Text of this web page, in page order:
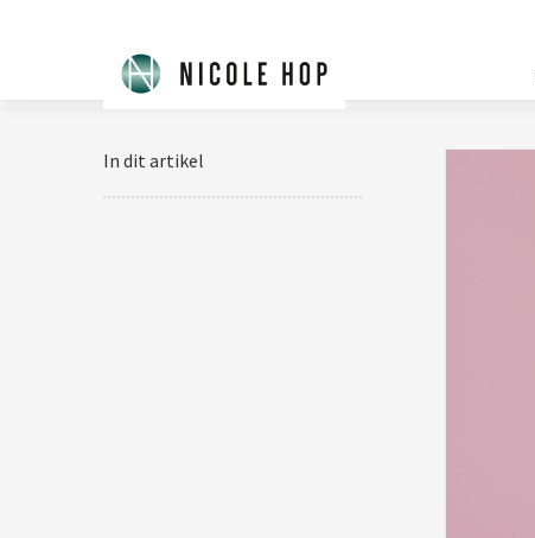
In dit artikel